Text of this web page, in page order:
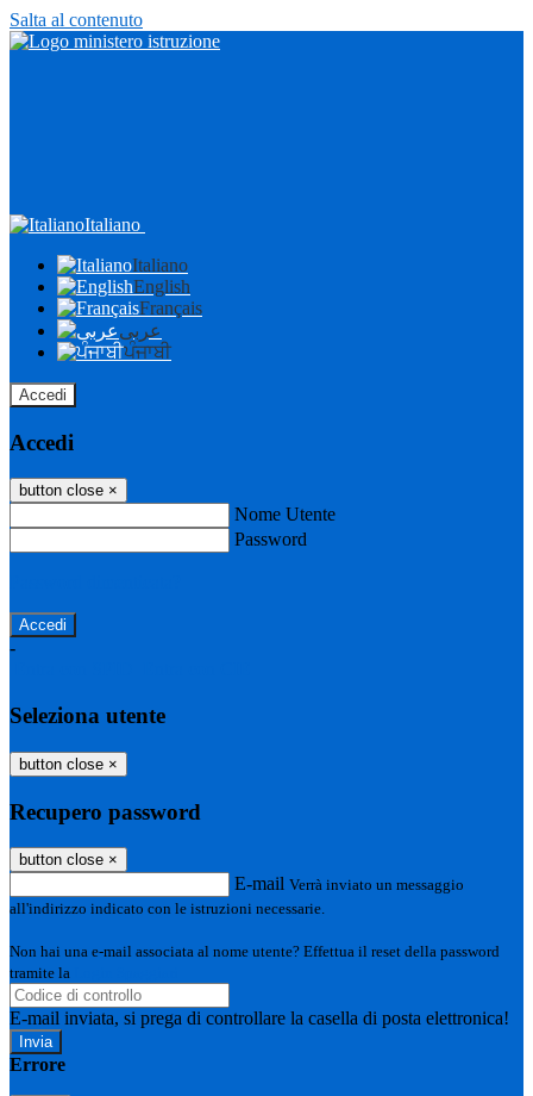
Salta al contenuto
Italiano
Italiano
English
Français
عربى
ਪੰਜਾਬੀ
Accedi
Accedi
button close ×
Nome Utente
Password
-
Seleziona utente
button close ×
Recupero password
button close ×
E-mail Verrà inviato un messaggio
all'indirizzo indicato con le istruzioni necessarie.
Non hai una e-mail associata al nome utente? Effettua il reset della password
tramite la
E-mail inviata, si prega di controllare la casella di posta elettronica!
Errore